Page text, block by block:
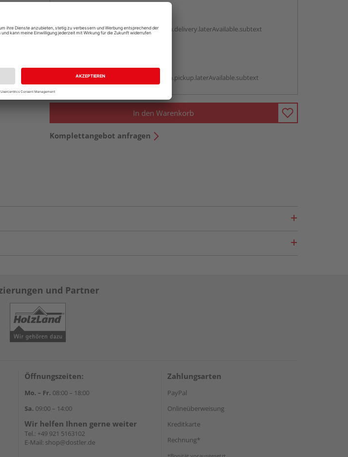
vue.ads.priceMerchantBox.option.delivery.laterAvailable.subtext
Auf Vorbestellung:
vue.ads.priceMerchantBox.option.pickup.laterAvailable.subtext
In den Warenkorb
Komplettangebot anfragen
und Partner
Öffnungszeiten:
Mo. – Fr. 08:00 – 18:00
Sa. 09:00 – 14:00
Wir helfen Ihnen gerne weiter
Tel.: +49 921 5163102
E-Mail: shop@dostler.de
Zahlungsarten
PayPal
Onlineüberweisung
Kreditkarte
Rechnung*